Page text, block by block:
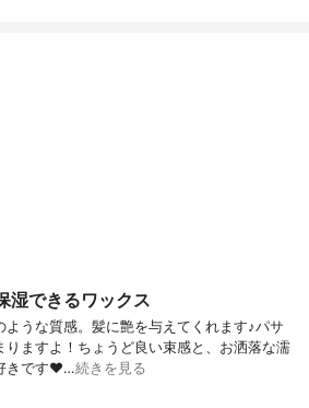
湿できるワックス
うな質感。髪に艶を与えてくれます♪パサ
りますよ！ちょうど良い束感と、お洒落な濡
きです❤…続きを見る